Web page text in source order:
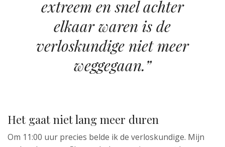
extreem en snel achter
elkaar waren is de
verloskundige niet meer
weggegaan.”
Het gaat niet lang meer duren
Om 11:00 uur precies belde ik de verloskundige. Mijn